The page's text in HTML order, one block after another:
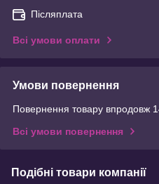
Післяплата
Всі умови оплати
Умови повернення
Повернення товару впродовж
Всі умови повернення
Подібні товари компанії